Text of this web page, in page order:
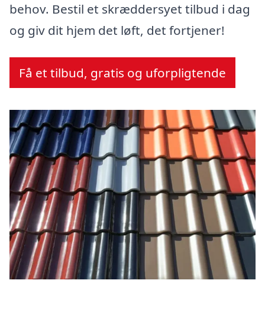
behov. Bestil et skræddersyet tilbud i dag
og giv dit hjem det løft, det fortjener!
Få et tilbud, gratis og uforpligtende